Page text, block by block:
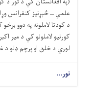
علمي ــ څېړنیز كنفرانس
د کودتا لاملونه په دوو
کورنیو لاملونو کې د میر
لوري د خلق او پرچم ډلو د
نور...